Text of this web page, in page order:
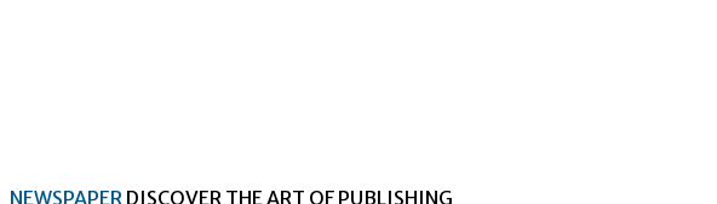
NEWSPAPER DISCOVER THE ART OF PUBLISHING